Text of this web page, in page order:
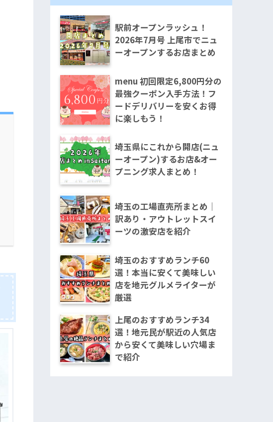
駅前オープンラッシュ！
2026年7月号 上尾市でニュ
ーオープンするお店まとめ
menu 初回限定6,800円分の
最強クーポン入手方法！フ
ードデリバリーを安くお得
に楽しもう！
埼玉県にこれから開店(ニュ
ーオープン)するお店&オー
プニング求人まとめ！
埼玉の工場直売所まとめ｜
訳あり・アウトレットスイ
ーツの激安店を紹介
埼玉のおすすめランチ60
選！本当に安くて美味しい
店を地元グルメライターが
厳選
上尾のおすすめランチ34
選！地元民が駅近の人気店
から安くて美味しい穴場ま
で紹介